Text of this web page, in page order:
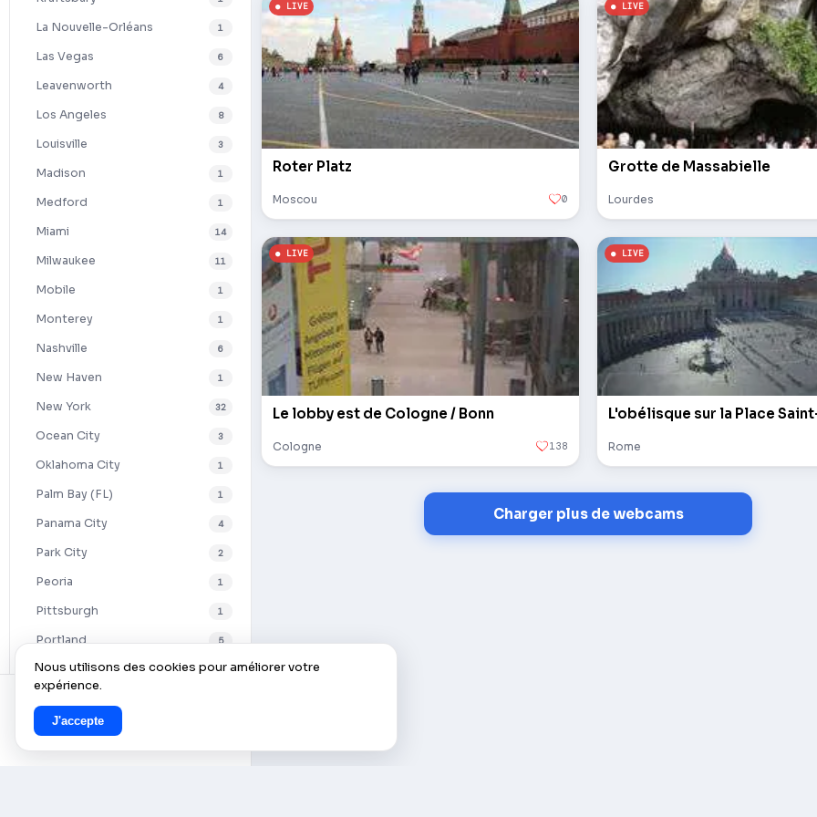
La Nouvelle-Orléans 1
Las Vegas 6
Leavenworth 4
Los Angeles 8
Louisville 3
Madison 1
Medford 1
Miami 14
Milwaukee 11
Mobile 1
Monterey 1
Nashville 6
New Haven 1
New York 32
Ocean City 3
Oklahoma City 1
Palm Bay (FL) 1
Panama City 4
Park City 2
Peoria 1
Pittsburgh 1
Portland 5
Rochelle 1
Salisbury
Roter Platz
Moscou 0
Grotte de Massabielle
Lourdes
Le lobby est de Cologne / Bonn
Cologne 138 Rome
Charger plus de webcams
Nous utilisons des cookies pour améliorer votre
expérience.
J'accepte